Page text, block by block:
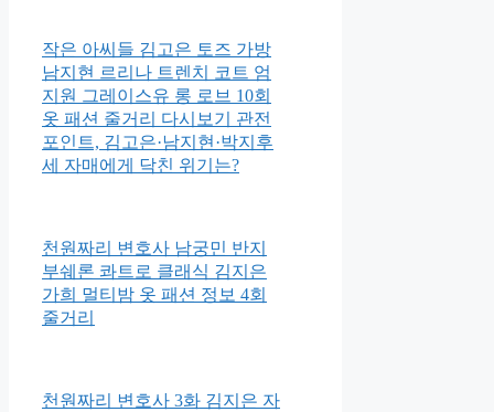
작은 아씨들 김고은 토즈 가방
남지현 르리나 트렌치 코트 엄
지원 그레이스유 롱 로브 10회
옷 패션 줄거리 다시보기 관전
포인트, 김고은·남지현·박지후
세 자매에게 닥친 위기는?
천원짜리 변호사 남궁민 반지
부쉐론 콰트로 클래식 김지은
가희 멀티밤 옷 패션 정보 4회
줄거리
천원짜리 변호사 3화 김지은 자